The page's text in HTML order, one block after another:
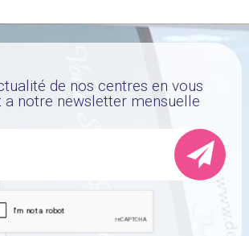
de nos centres en vous
a notre newsletter mensuelle